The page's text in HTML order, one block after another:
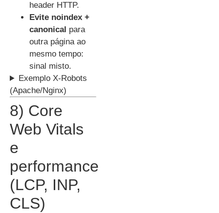
header HTTP.
Evite noindex +
canonical para
outra página ao
mesmo tempo:
sinal misto.
Exemplo X-Robots
(Apache/Nginx)
8) Core
Web Vitals
e
performance
(LCP, INP,
CLS)